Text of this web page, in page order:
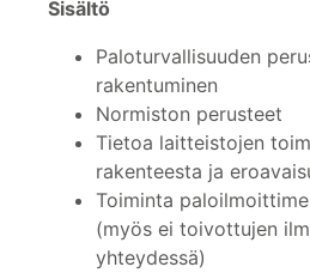
Sisältö
Paloturvallisuuden
rakentuminen
Normiston perusteet
Tietoa laitteistojen
rakenteesta ja
Toiminta
(myös ei toivottujen
yhteydessä)